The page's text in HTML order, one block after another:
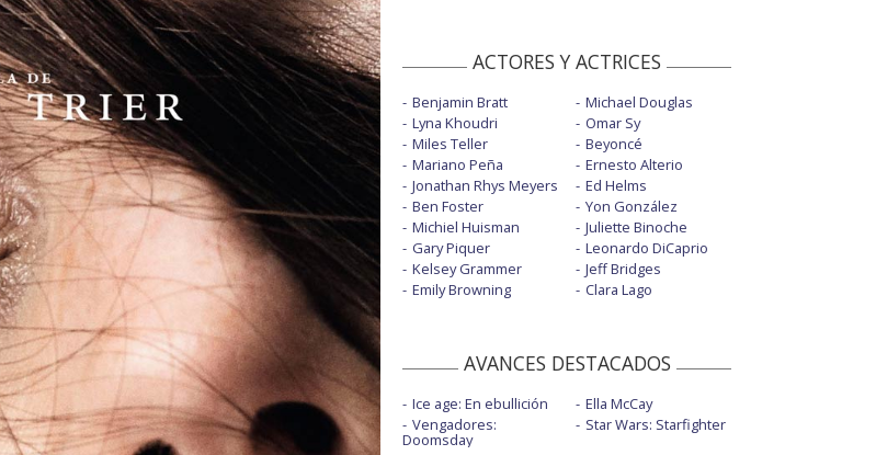
ACTORES Y ACTRICES
Benjamin Bratt
Lyna Khoudri
Miles Teller
Mariano Peña
Jonathan Rhys Meyers
Ben Foster
Michiel Huisman
Gary Piquer
Kelsey Grammer
Emily Browning
Michael Douglas
Omar Sy
Beyoncé
Ernesto Alterio
Ed Helms
Yon González
Juliette Binoche
Leonardo DiCaprio
Jeff Bridges
Clara Lago
AVANCES DESTACADOS
Ice age: En ebullición
Vengadores:
Doomsday
Ella McCay
Star Wars: Starfighter